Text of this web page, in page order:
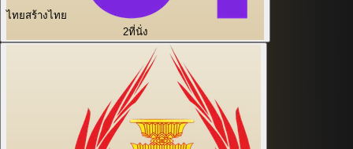
ไทยสร้างไทย
2ที่นั่ง